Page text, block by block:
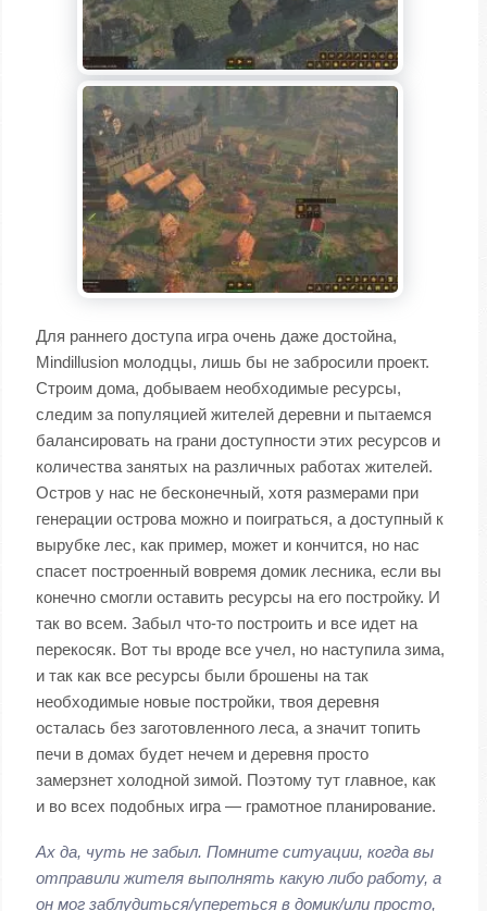
Для раннего доступа игра очень даже достойна,
Mindillusion молодцы, лишь бы не забросили проект.
Строим дома, добываем необходимые ресурсы,
следим за популяцией жителей деревни и пытаемся
балансировать на грани доступности этих ресурсов и
количества занятых на различных работах жителей.
Остров у нас не бесконечный, хотя размерами при
генерации острова можно и поиграться, а доступный к
вырубке лес, как пример, может и кончится, но нас
спасет построенный вовремя домик лесника, если вы
конечно смогли оставить ресурсы на его постройку. И
так во всем. Забыл что-то построить и все идет на
перекосяк. Вот ты вроде все учел, но наступила зима,
и так как все ресурсы были брошены на так
необходимые новые постройки, твоя деревня
осталась без заготовленного леса, а значит топить
печи в домах будет нечем и деревня просто
замерзнет холодной зимой. Поэтому тут главное, как
и во всех подобных игра — грамотное планирование.
Ах да, чуть не забыл. Помните ситуации, когда вы
отправили жителя выполнять какую либо работу, а
он мог заблудиться/упереться в домик/или просто,